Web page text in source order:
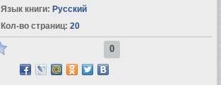
Язык книги: Русский
Кол-во страниц: 20
0